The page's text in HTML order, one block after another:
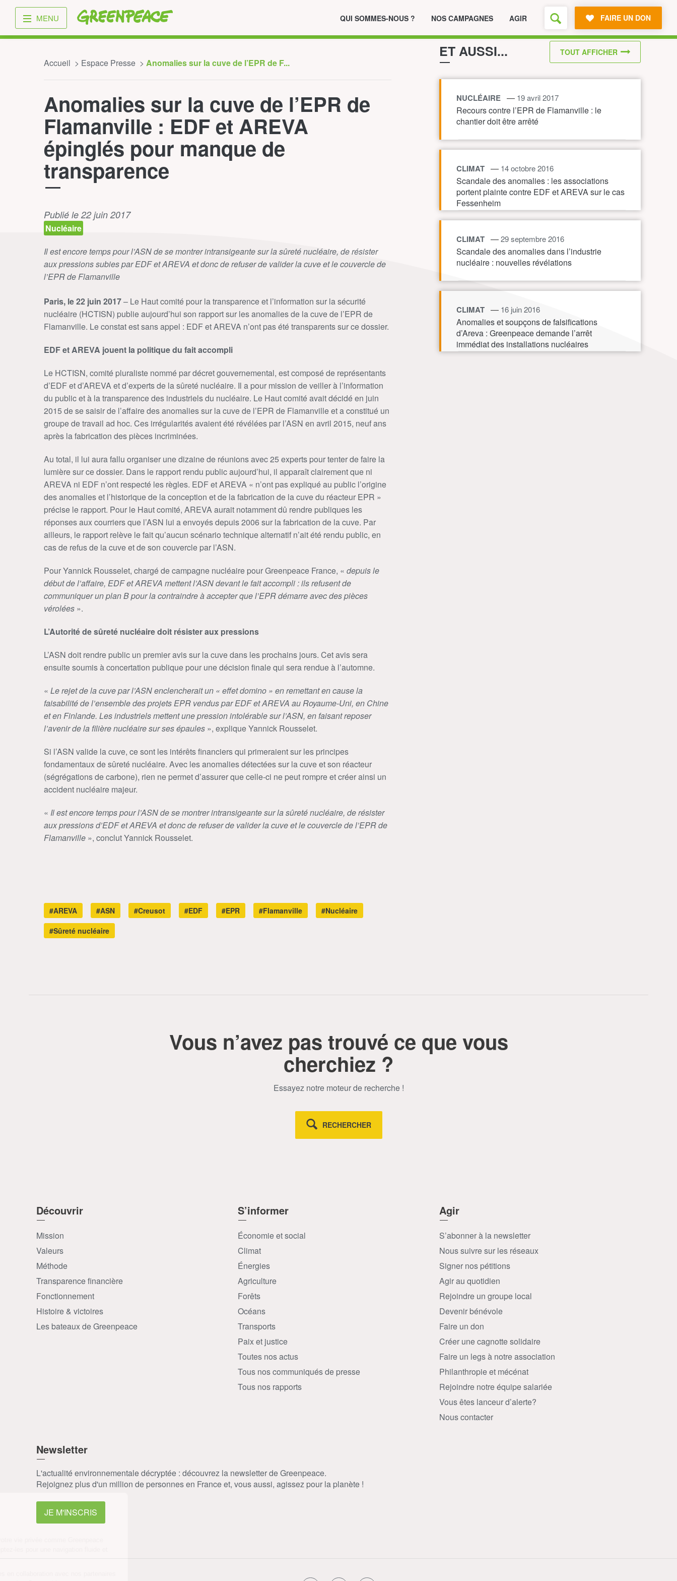
Greenpeace
MENU QUI SOMMES-NOUS ? NOS CAMPAGNES AGIR FAIRE UN DON
Accueil Espace Presse Anomalies sur la cuve de l’EPR de F...
Anomalies sur la cuve de l’EPR de
Flamanville : EDF et AREVA
épinglés pour manque de
transparence
Publié le 22 juin 2017
Nucléaire
Il est encore temps pour l’ASN de se montrer intransigeante sur la sûreté nucléaire, de résister
aux pressions subies par EDF et AREVA et donc de refuser de valider la cuve et le couvercle de
l’EPR de Flamanville
Paris, le 22 juin 2017– Le Haut comité pour la transparence et l’information sur la sécurité
nucléaire (HCTISN) publie aujourd’hui son rapport sur les anomalies de la cuve de l’EPR de
Flamanville. Le constat est sans appel : EDF et AREVA n’ont pas été transparents sur ce dossier.
EDF et AREVA jouent la politique du fait accompli
Le HCTISN, comité pluraliste nommé par décret gouvernemental, est composé de représentants
d’EDF et d’AREVA et d’experts de la sûreté nucléaire. Il a pour mission de veiller à l’information
du public et à la transparence des industriels du nucléaire. Le Haut comité avait décidé en juin
2015 de se saisir de l’affaire des anomalies sur la cuve de l’EPR de Flamanville et a constitué un
groupe de travail ad hoc. Ces irrégularités avaient été révélées par l’ASN en avril 2015, neuf ans
après la fabrication des pièces incriminées.
Au total, il lui aura fallu organiser une dizaine de réunions avec 25 experts pour tenter de faire la
lumière sur ce dossier. Dans le rapport rendu public aujourd’hui, il apparaît clairement que ni
AREVA ni EDF n’ont respecté les règles. EDF et AREVA « n’ont pas expliqué au public l’origine
des anomalies et l’historique de la conception et de la fabrication de la cuve du réacteur EPR »
précise le rapport. Pour le Haut comité, AREVA aurait notamment dû rendre publiques les
réponses aux courriers que l’ASN lui a envoyés depuis 2006 sur la fabrication de la cuve. Par
ailleurs, le rapport relève le fait qu’aucun scénario technique alternatif n’ait été rendu public, en
cas de refus de la cuve et de son couvercle par l’ASN.
Pour Yannick Rousselet, chargé de campagne nucléaire pour Greenpeace France, « depuis le
début de l’affaire, EDF et AREVA mettent l’ASN devant le fait accompli : ils refusent de
communiquer un plan B pour la contraindre à accepter que l’EPR démarre avec des pièces
vérolées ».
L’Autorité de sûreté nucléaire doit résister aux pressions
L’ASN doit rendre public un premier avis sur la cuve dans les prochains jours. Cet avis sera
ensuite soumis à concertation publique pour une décision finale qui sera rendue à l’automne.
« Le rejet de la cuve par l’ASN enclencherait un « effet domino » en remettant en cause la
faisabilité de l’ensemble des projets EPR vendus par EDF et AREVA au Royaume-Uni, en Chine
et en Finlande. Les industriels mettent une pression intolérable sur l’ASN, en faisant reposer
l’avenir de la filière nucléaire sur ses épaules », explique Yannick Rousselet.
Si l’ASN valide la cuve, ce sont les intérêts financiers qui primeraient sur les principes
fondamentaux de sûreté nucléaire. Avec les anomalies détectées sur la cuve et son réacteur
(ségrégations de carbone), rien ne permet d’assurer que celle-ci ne peut rompre et créer ainsi un
accident nucléaire majeur.
« Il est encore temps pour l’ASN de se montrer intransigeante sur la sûreté nucléaire, de résister
aux pressions d’EDF et AREVA et donc de refuser de valider la cuve et le couvercle de l’EPR de
Flamanville », conclut Yannick Rousselet.
#AREVA #ASN #Creusot #EDF #EPR #Flamanville
#Nucléaire
#Sûreté nucléaire
ET AUSSI...
NUCLÉAIRE — 19 avril 2017
Recours contre l’EPR de Flamanville : le
chantier doit être arrêté
CLIMAT — 14 octobre 2016
Scandale des anomalies : les associations
portent plainte contre EDF et AREVA sur le cas
Fessenheim
CLIMAT —29 septembre 2016
Scandale des anomalies dans l’industrie
nucléaire : nouvelles révélations
CLIMAT — 16 juin 2016
Anomalies et soupçons de falsifications
d’Areva : Greenpeace demande l’arrêt
immédiat des installations nucléaires
concernées
TOUT AFFICHER
Vous n’avez pas trouvé ce que vous
cherchiez ?
Essayez notre moteur de recherche !
RECHERCHER
Découvrir
Mission
Valeurs
Méthode
Transparence financière
Fonctionnement
Histoire & victoires
Les bateaux de Greenpeace
S’informer
Économie et social
Climat
Énergies
Agriculture
Forêts
Océans
Transports
Paix et justice
Toutes nos actus
Tous nos communiqués de presse
Tous nos rapports
Agir
S’abonner à la newsletter
Nous suivre sur les réseaux
Signer nos pétitions
Agir au quotidien
Rejoindre un groupe local
Devenir bénévole
Faire un don
Créer une cagnotte solidaire
Faire un legs à notre association
Philanthropie et mécénat
Rejoindre notre équipe salariée
Vous êtes lanceur d’alerte?
Nous contacter
Newsletter
L'actualité environnementale décryptée : découvrez la newsletter de Greenpeace.
Rejoignez plus d'un million de personnes en France et, vous aussi, agissez pour la planète !
JE M'INSCRIS